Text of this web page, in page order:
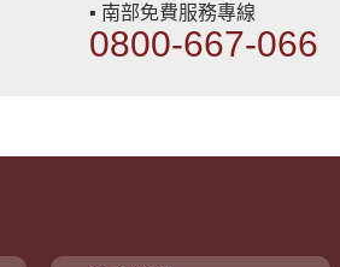
▪ 南部免費服務專線
0800-667-066